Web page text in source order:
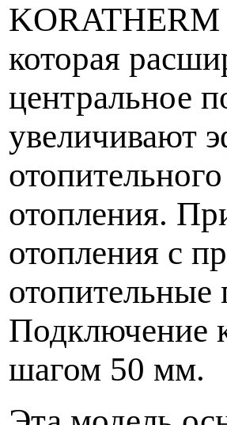
которая
центральное
увеличивают
отопления.
отопления с
Подключение
шагом 50 мм.